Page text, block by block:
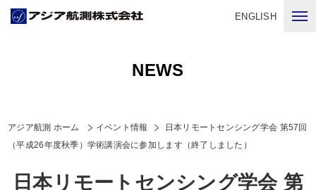
ENGLISH
NEWS
アジア航測 ホーム イベント情報
日本リモートセンシング学会 第57回
（平成26年度秋季）学術講演会に参加します（終了しました）
日本リモートセンシング学会 第